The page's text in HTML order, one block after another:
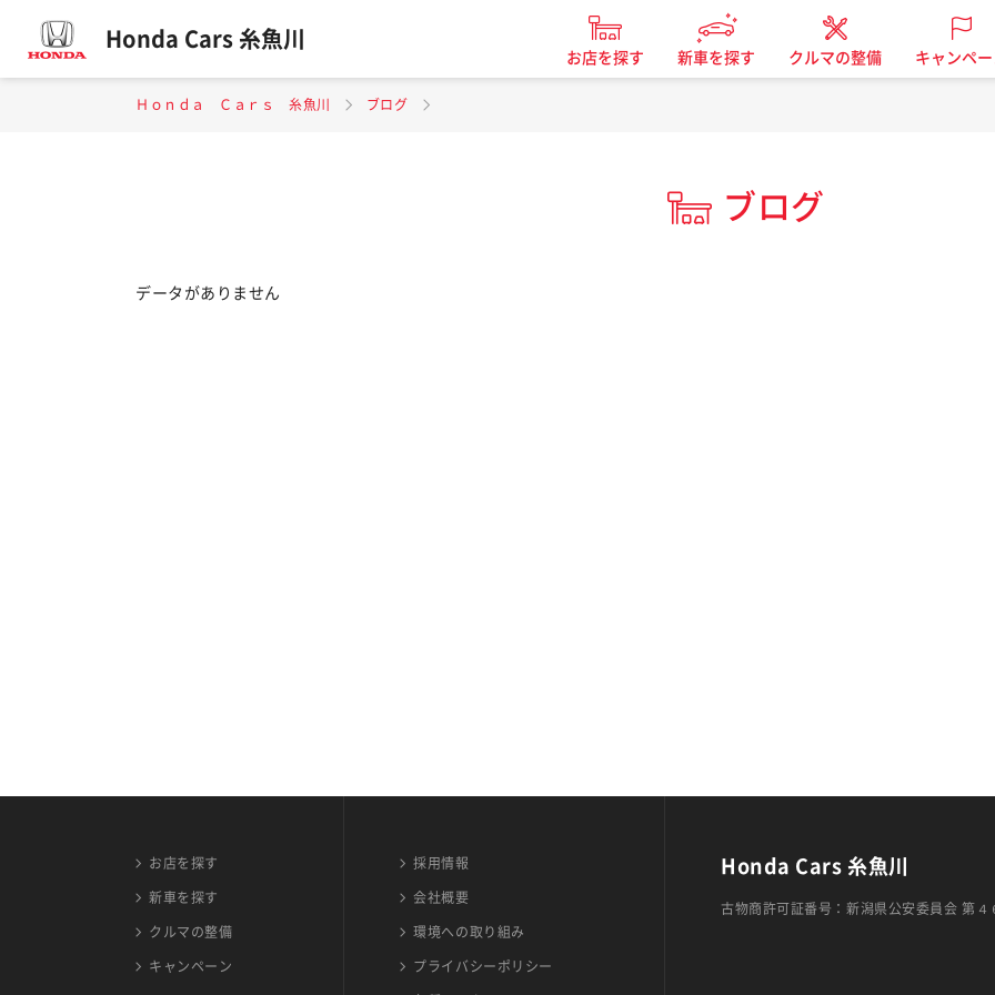
Honda Cars 糸魚川
お店を探す 新車を探す クルマの整備 キャンペー
Ｈｏｎｄａ Ｃａｒｓ 糸魚川 ブログ
ブログ
データがありません
お店を探す
新車を探す
クルマの整備
キャンペーン
採用情報
会社概要
環境への取り組み
プライバシーポリシー
Honda Cars 糸魚川
古物商許可証番号：新潟県公安委員会 第